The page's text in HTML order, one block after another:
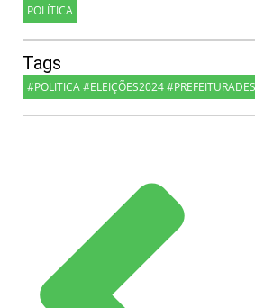
POLÍTICA
Tags
#POLITICA #ELEIÇÕES2024